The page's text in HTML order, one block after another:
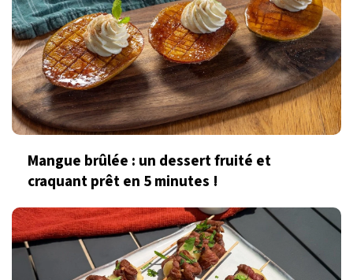
Mangue brûlée : un dessert fruité et
craquant prêt en 5 minutes !